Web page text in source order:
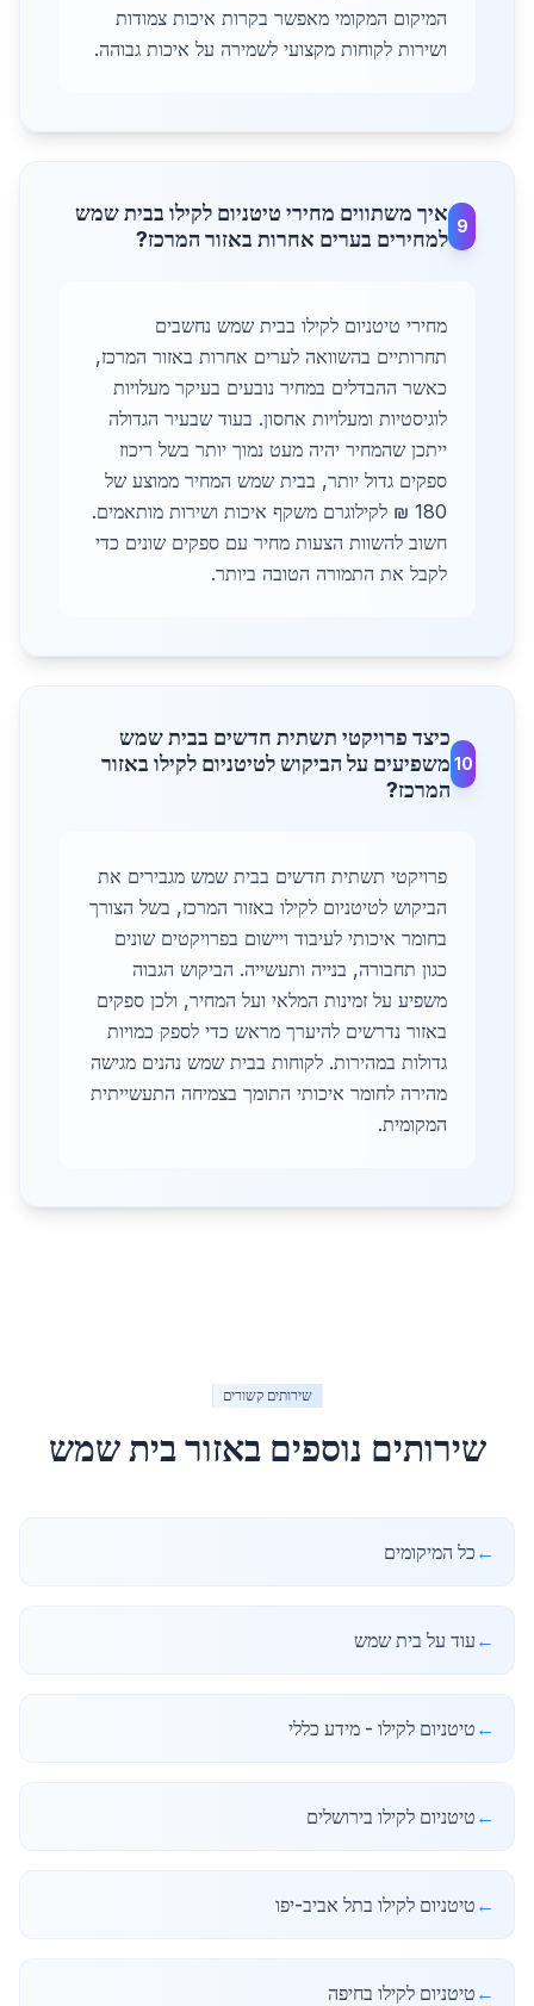
המיקום המקומי מאפשר בקרות איכות צמודות
ושירות לקוחות מקצועי לשמירה על איכות גבוהה.
9
איך משתווים מחירי טיטניום לקילו בבית שמש
למחירים בערים אחרות באזור המרכז?
מחירי טיטניום לקילו בבית שמש נחשבים
תחרותיים בהשוואה לערים אחרות באזור המרכז,
כאשר ההבדלים במחיר נובעים בעיקר מעלויות
לוגיסטיות ומעלויות אחסון. בעוד שבעיר הגדולה
ייתכן שהמחיר יהיה מעט נמוך יותר בשל ריכוז
ספקים גדול יותר, בבית שמש המחיר ממוצע של
180 ₪ לקילוגרם משקף איכות ושירות מותאמים.
חשוב להשוות הצעות מחיר עם ספקים שונים כדי
לקבל את התמורה הטובה ביותר.
10
כיצד פרויקטי תשתית חדשים בבית שמש
משפיעים על הביקוש לטיטניום לקילו באזור
המרכז?
פרויקטי תשתית חדשים בבית שמש מגבירים את
הביקוש לטיטניום לקילו באזור המרכז, בשל הצורך
בחומר איכותי לעיבוד ויישום בפרויקטים שונים
כגון תחבורה, בנייה ותעשייה. הביקוש הגבוה
משפיע על זמינות המלאי ועל המחיר, ולכן ספקים
באזור נדרשים להיערך מראש כדי לספק כמויות
גדולות במהירות. לקוחות בבית שמש נהנים מגישה
מהירה לחומר איכותי התומך בצמיחה התעשייתית
המקומית.
שירותים קשורים
שירותים נוספים באזורבית שמש
← כל המיקומים
← עוד על בית שמש
← טיטניום לקילו - מידע כללי
← טיטניום לקילו בירושלים
← טיטניום לקילו בתל אביב-יפו
← טיטניום לקילו בחיפה